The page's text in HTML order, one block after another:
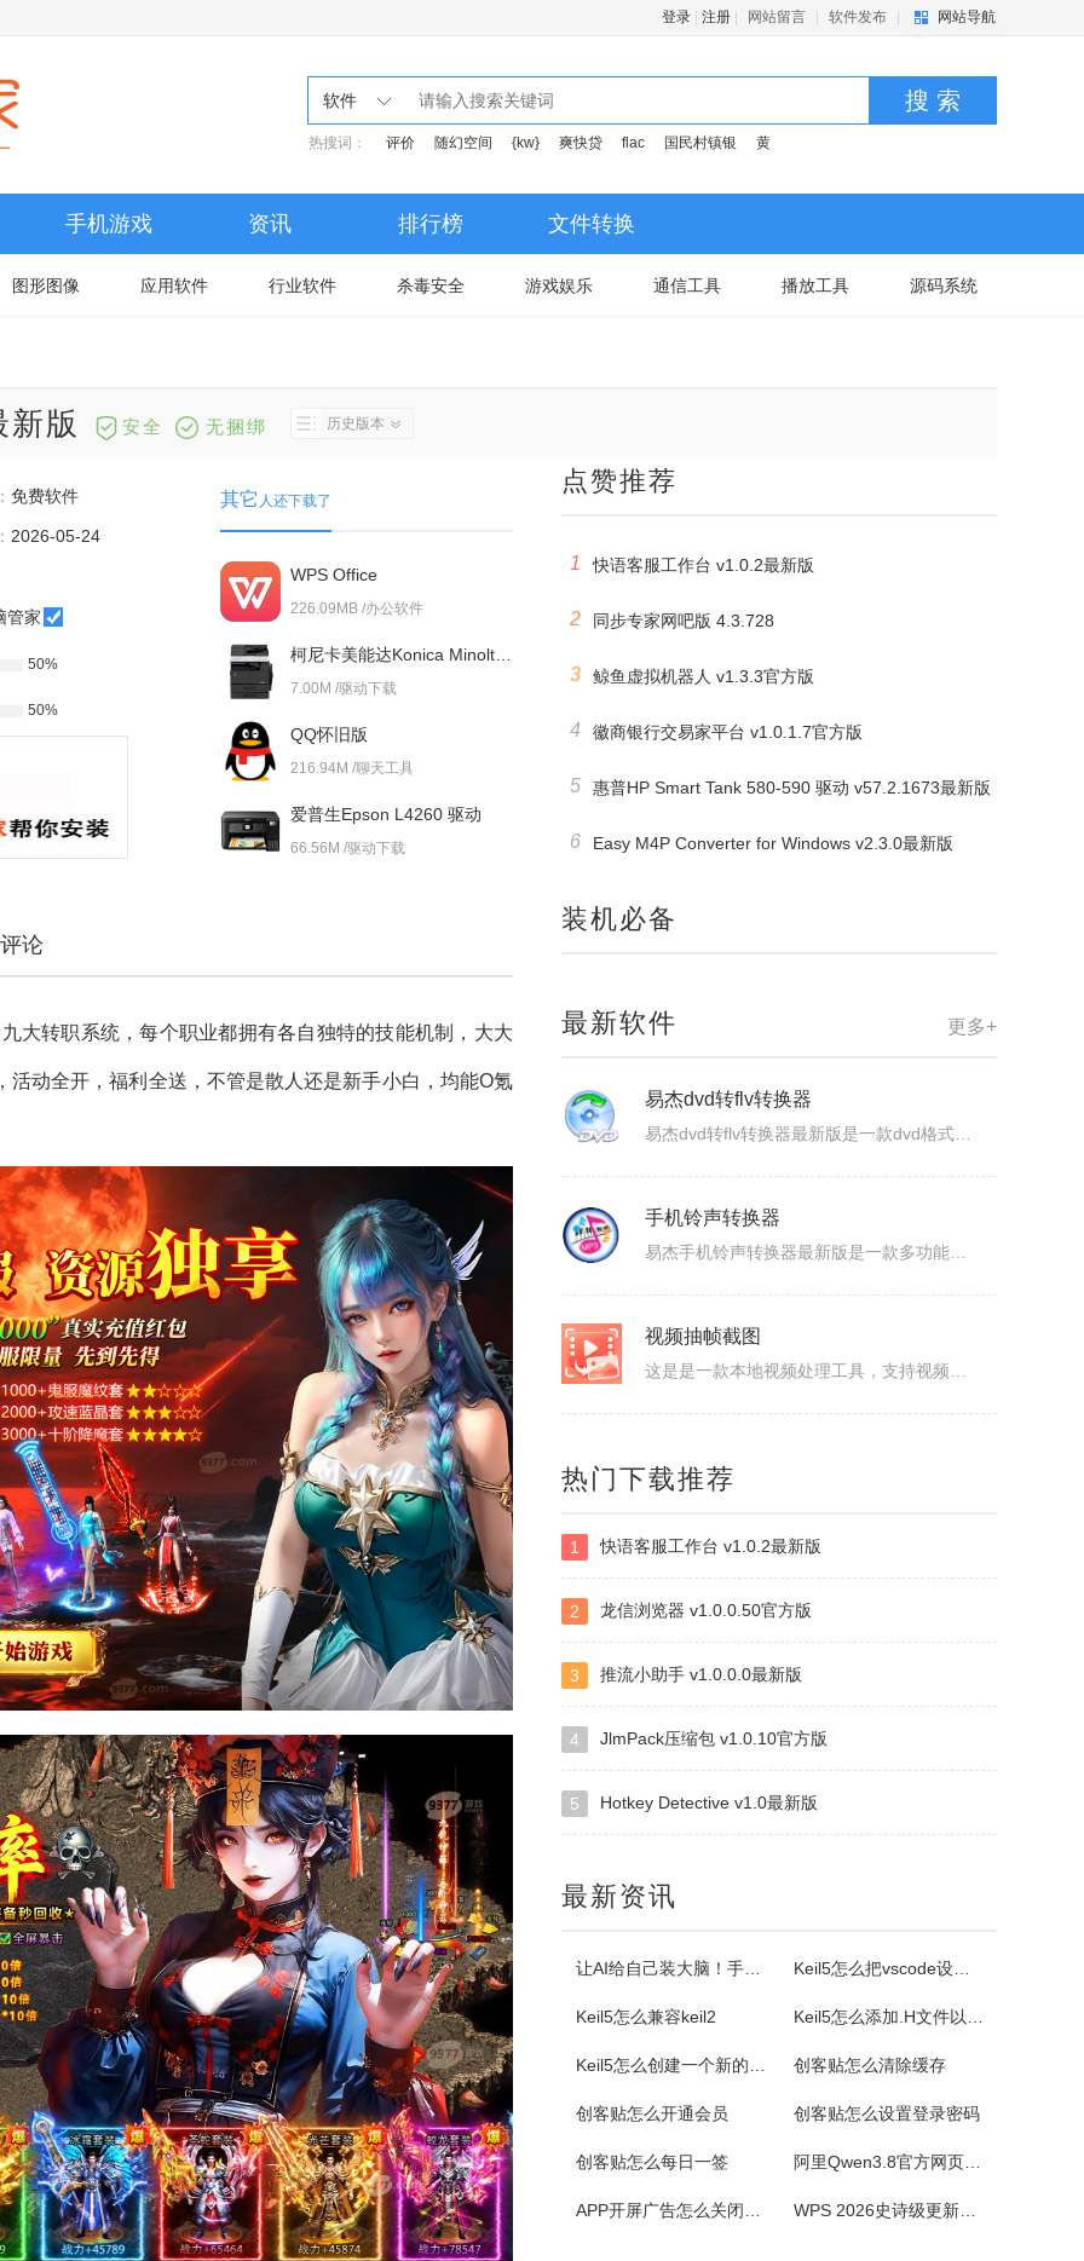
登录 注册 网站留言 软件发布 网站导航
软件 搜 索
热搜词： 评价 随幻空间 {kw} 爽快贷 flac 国民村镇银 黄
手机游戏 资讯 排行榜 文件转换
图形图像 应用软件 行业软件 杀毒安全 游戏娱乐 通信工具 播放工具 源码系统
版 安全 无捆绑 历史版本
免费软件
2026-05-24
管家
50%
50%
其它 人还下载了
WPS Office
226.09MB /办公软件
7.00M /驱动下载
QQ怀旧版
216.94M /聊天工具
爱普生Epson L4260 驱动
66.56M /驱动下载
论
大转职系统，每个职业都拥有各自独特的技能机制，大大
动全开，福利全送，不管是散人还是新手小白，均能O氪
点赞推荐
1 快语客服工作台 v1.0.2最新版
2 同步专家网吧版 4.3.728
3 鲸鱼虚拟机器人 v1.3.3官方版
4 徽商银行交易家平台 v1.0.1.7官方版
5 惠普HP Smart Tank 580-590 驱动 v57.2.1673最新版
6 Easy M4P Converter for Windows v2.3.0最新版
装机必备
更多+
最新软件
ColorSPY
ColorSPY是一款专业实用的屏幕取色与色码转换工具，用于屏幕任意颜色提取、色码转换与颜色管理，支持多种常用色码格式，广泛应用于网页设计、平面绘图、编程开发等场景。取色精准快速，能轻松获取屏幕任意位置的颜色信息。ColorSPY功能1.实时屏幕取色，鼠标悬停即可获取屏幕任意位置颜色，无需复杂操作。...
易杰dvd转flv转换器
手机铃声转换器
虹盘
小云
Blaze MediaPro
热门下载推荐
1 快语客服工作台 v1.0.2最新版
2 龙信浏览器 v1.0.0.50官方版
3 推流小助手 v1.0.0.0最新版
4 JlmPack压缩包 v1.0.10官方版
5 Hotkey Detective v1.0最新版
最新资讯
让AI给自己装大脑！手把手教你学会安装使用Agent Skill Keil5怎么把vscode设置外部编辑器
Keil5怎么兼容keil2 Keil5怎么添加.H文件以及Keil5添加.H文件的方法
Keil5怎么创建一个新的51单片机项目 创客贴怎么清除缓存
创客贴怎么开通会员 创客贴怎么设置登录密码
创客贴怎么每日一签 阿里Qwen3.8官方网页版入口
APP开屏广告怎么关闭？3招彻底关闭跳转 WPS 2026史诗级更新！重构存储管理，深度融合AI应用